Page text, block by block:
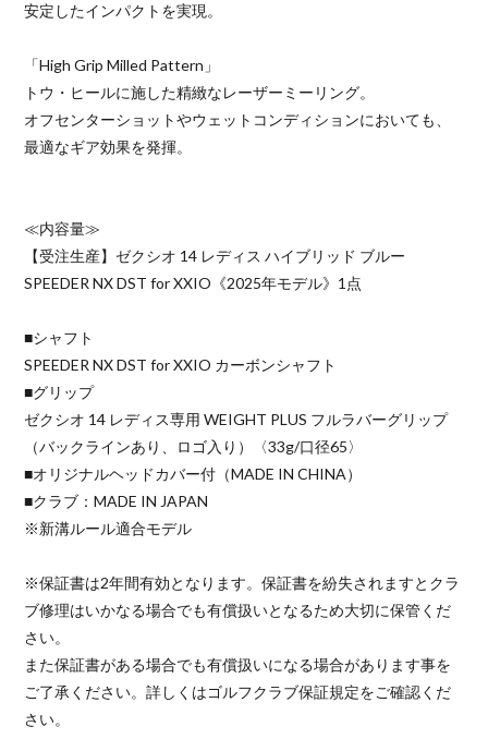
安定したインパクトを実現。
「High Grip Milled Pattern」
トウ・ヒールに施した精緻なレーザーミーリング。
オフセンターショットやウェットコンディションにおいても、
最適なギア効果を発揮。
≪内容量≫
【受注生産】ゼクシオ 14 レディス ハイブリッド ブルー
SPEEDER NX DST for XXIO《2025年モデル》1点
■シャフト
SPEEDER NX DST for XXIO カーボンシャフト
■グリップ
ゼクシオ 14 レディス専用 WEIGHT PLUS フルラバーグリップ
（バックラインあり、ロゴ入り）〈33g/口径65〉
■オリジナルヘッドカバー付（MADE IN CHINA）
■クラブ：MADE IN JAPAN
※新溝ルール適合モデル
※保証書は2年間有効となります。保証書を紛失されますとクラ
ブ修理はいかなる場合でも有償扱いとなるため大切に保管くだ
さい。
また保証書がある場合でも有償扱いになる場合があります事を
ご了承ください。詳しくはゴルフクラブ保証規定をご確認くだ
さい。